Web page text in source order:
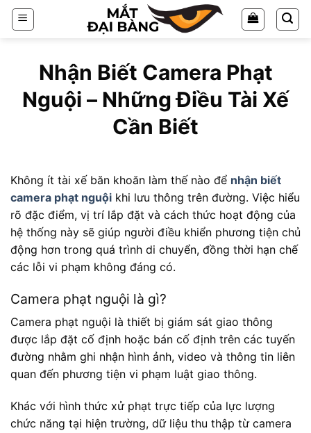
Chuyển
đến
Nhận Biết Camera Phạt
Nguội – Những Điều Tài Xế
Cần Biết
Không ít tài xế băn khoăn làm thế nào để nhận biết
camera phạt nguội khi lưu thông trên đường. Việc hiểu
rõ đặc điểm, vị trí lắp đặt và cách thức hoạt động của
hệ thống này sẽ giúp người điều khiển phương tiện chủ
động hơn trong quá trình di chuyển, đồng thời hạn chế
các lỗi vi phạm không đáng có.
Camera phạt nguội là gì?
Camera phạt nguội là thiết bị giám sát giao thông
được lắp đặt cố định hoặc bán cố định trên các tuyến
đường nhằm ghi nhận hình ảnh, video và thông tin liên
quan đến phương tiện vi phạm luật giao thông.
Khác với hình thức xử phạt trực tiếp của lực lượng
chức năng tại hiện trường, dữ liệu thu thập từ camera